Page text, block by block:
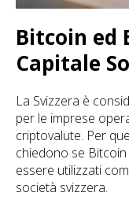
Bitcoin ed
Capitale
La Svizzera è
per le imprese
criptovalute. Per
chiedono se
essere utilizzati
società svizzera.